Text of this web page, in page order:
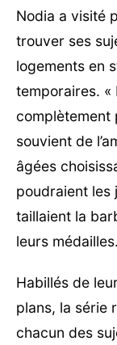
Nodia a visité
trouver ses
logements en
temporaires. «
complètement
souvient de
âgées
poudraient les
taillaient la
leurs médailles.
Habillés de
plans, la série
chacun des